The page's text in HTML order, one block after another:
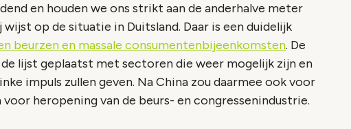
en houden we ons strikt aan de anderhalve meter
wijst op de situatie in Duitsland. Daar is een duidelijk
beurzen en massale consumentenbijeenkomsten. De
lijst geplaatst met sectoren die weer mogelijk zijn en
impuls zullen geven. Na China zou daarmee ook voor
heropening van de beurs- en congressenindustrie.